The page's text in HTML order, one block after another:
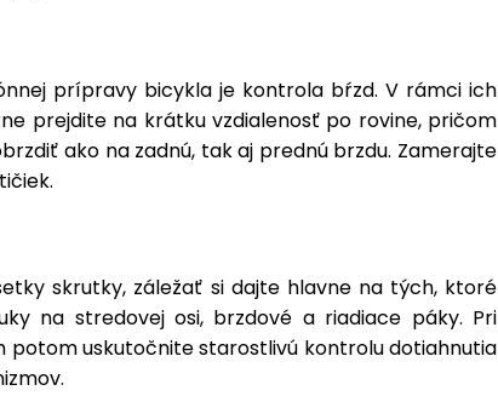
prípravy bicykla je kontrola bŕzd. V rámci ich
prejdite na krátku vzdialenosť po rovine, pričom
ako na zadnú, tak aj prednú brzdu. Zamerajte
skrutky, záležať si dajte hlavne na tých, ktoré
na stredovej osi, brzdové a riadiace páky. Pri
uskutočnite starostlivú kontrolu dotiahnutia